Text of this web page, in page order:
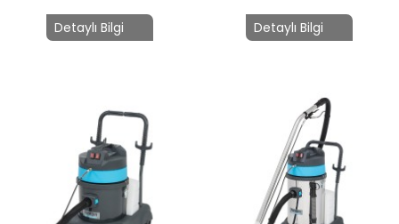
Detaylı Bilgi Detaylı Bilgi